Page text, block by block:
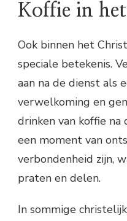
Koffie in
Ook binnen het
speciale betekenis.
aan na de dienst als
verwelkoming en
drinken van koffie na
een moment van
verbondenheid zijn,
praten en delen.
In sommige